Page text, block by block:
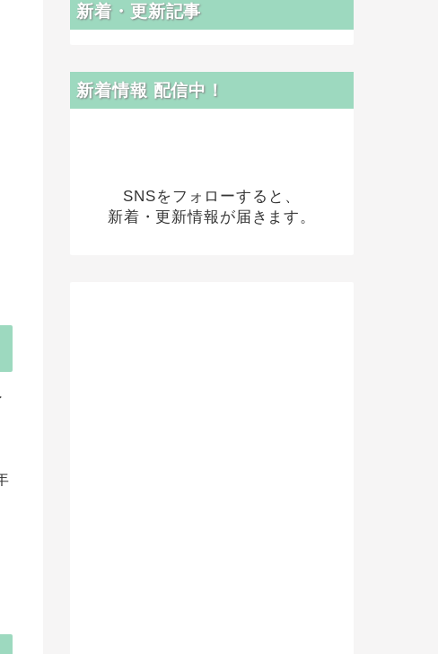
新着・更新記事
新着情報 配信中！
SNSをフォローすると、
新着・更新情報が届きます。